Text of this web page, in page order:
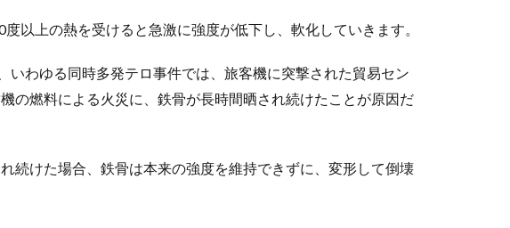
以上の熱を受けると急激に強度が低下し、軟化していきます。
いわゆる同時多発テロ事件では、旅客機に突撃された貿易セン
の燃料による火災に、鉄骨が長時間晒され続けたことが原因だ
続けた場合、鉄骨は本来の強度を維持できずに、変形して倒壊